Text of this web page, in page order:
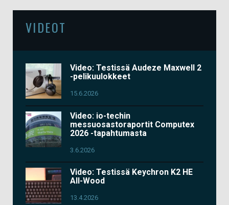
VIDEOT
Video: Testissä Audeze Maxwell 2
-pelikuulokkeet
15.6.2026
Video: io-techin
messuosastoraportit Computex
2026 -tapahtumasta
3.6.2026
Video: Testissä Keychron K2 HE
All-Wood
13.4.2026